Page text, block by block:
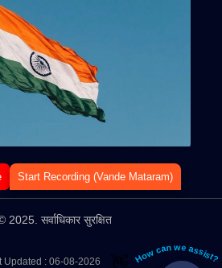
Start Recording (Vande Mataram)
2025. सर्वाधिकार सुरक्षित
Updated : 06-08-2026 👋 How can we assist?